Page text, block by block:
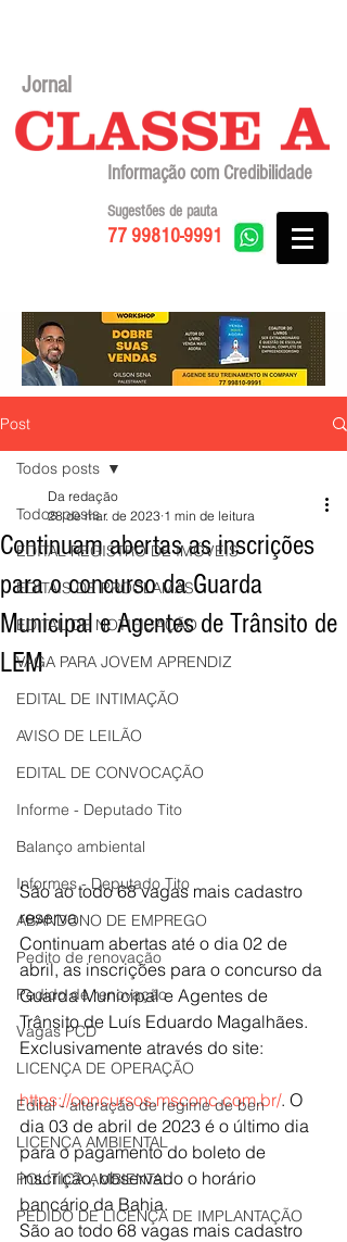
Jornal
Informação com Credibilidade
77 99810-9991
Sugestões de pauta
Post
Todos posts
EDITAL REGISTRO DE IMÓVEIS
EDITAIS DE PROCLAMAS
EDITAL DE NOTIFICAÇÃO
VAGA PARA JOVEM APRENDIZ
EDITAL DE INTIMAÇÃO
AVISO DE LEILÃO
EDITAL DE CONVOCAÇÃO
Informe - Deputado Tito
Balanço ambiental
Informes - Deputado Tito
ABANDONO DE EMPREGO
Pedito de renovação
Pedido de renovação
Vagas PCD
LICENÇA DE OPERAÇÃO
Edital - alteração de regime de ben
LICENÇA AMBIENTAL
POLÍTICA AMBIENTAL
PEDIDO DE LICENÇA DE IMPLANTAÇÃO
Todos posts
Continuam abertas as inscrições
para o concurso da Guarda
Municipal e Agentes de Trânsito de
LEM
Da redação
28 de mar. de 2023 1 min de leitura
São ao todo 68 vagas mais cadastro
reserva
Continuam abertas até o dia 02 de
abril, as inscrições para o concurso da
Guarda Municipal e Agentes de
Trânsito de Luís Eduardo Magalhães.
Exclusivamente através do site:
https://concursos.msconc.com.br/. O
dia 03 de abril de 2023 é o último dia
para o pagamento do boleto de
inscrição, observado o horário
bancário da Bahia.
São ao todo 68 vagas mais cadastro